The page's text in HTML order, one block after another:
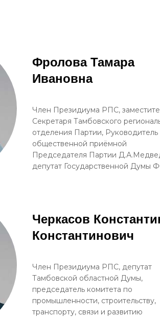
Фролова Тамара
Ивановна
Член Президиума РПС,
Секретаря Тамбовского
отделения Партии, Руководитель
общественной приёмной
Председателя Партии
депутат Государственной Думы
Черкасов
Константинович
Член Президиума РПС, депутат
Тамбовской областной Думы,
председатель комитета по
промышленности, строительству,
транспорту, связи и развитию